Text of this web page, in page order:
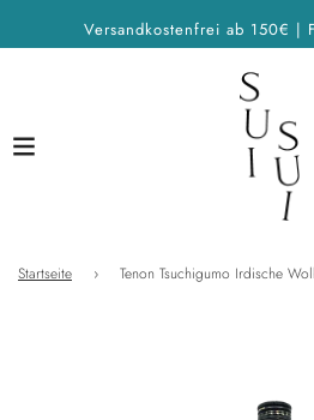
Versandkostenfrei ab 150€ |
Startseite › Tenon Tsuchigumo Irdische